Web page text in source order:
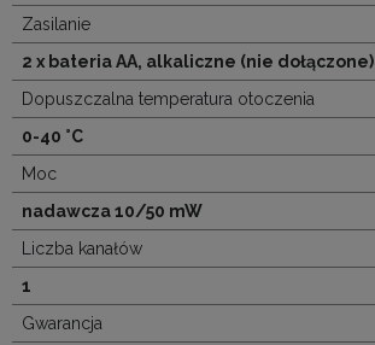
Zasilanie
2 x bateria AA, alkaliczne (nie dołączone)
Dopuszczalna temperatura otoczenia
0-40 °C
Moc
nadawcza 10/50 mW
Liczba kanałów
1
Gwarancja